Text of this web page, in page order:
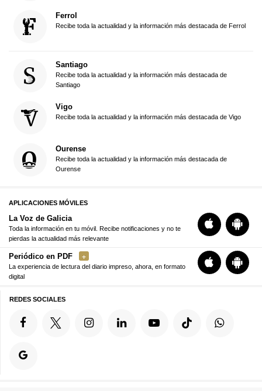
Ferrol
Recibe toda la actualidad y la información más destacada de Ferrol
Santiago
Recibe toda la actualidad y la información más destacada de
Santiago
Vigo
Recibe toda la actualidad y la información más destacada de Vigo
Ourense
Recibe toda la actualidad y la información más destacada de
Ourense
APLICACIONES MÓVILES
La Voz de Galicia
Toda la información en tu móvil. Recibe notificaciones y no te
pierdas la actualidad más relevante
Periódico en PDF
La experiencia de lectura del diario impreso, ahora, en formato
digital
REDES SOCIALES